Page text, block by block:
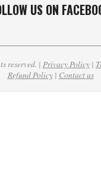
US ON
reserved. | Privacy Policy|
Refund Policy| Contact us